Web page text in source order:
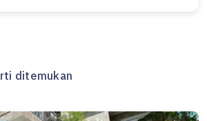
ditemukan